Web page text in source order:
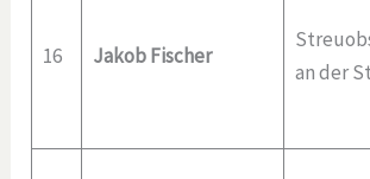
16 Jakob Fischer
an der